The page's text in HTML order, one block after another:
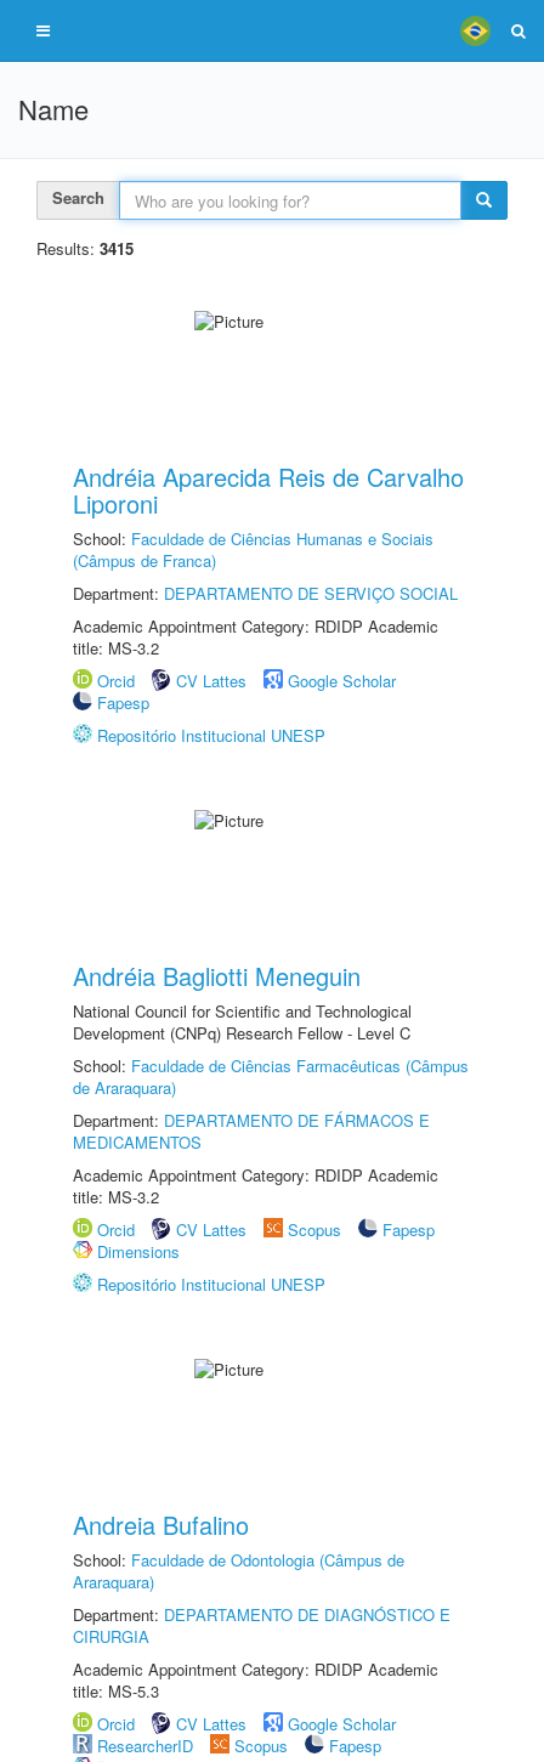
Name
Search
Results: 3415
Andréia Aparecida Reis de Carvalho
Liporoni
School: Faculdade de Ciências Humanas e Sociais
(Câmpus de Franca)
Department: DEPARTAMENTO DE SERVIÇO SOCIAL
Academic Appointment Category: RDIDP Academic
title: MS-3.2
Orcid
CV Lattes
Google Scholar
Fapesp
Repositório Institucional UNESP
Andréia Bagliotti Meneguin
National Council for Scientific and Technological
Development (CNPq) Research Fellow - Level C
School: Faculdade de Ciências Farmacêuticas (Câmpus
de Araraquara)
Department: DEPARTAMENTO DE FÁRMACOS E
MEDICAMENTOS
Academic Appointment Category: RDIDP Academic
title: MS-3.2
Orcid
CV Lattes Scopus
Fapesp
Dimensions
Repositório Institucional UNESP
Andreia Bufalino
School: Faculdade de Odontologia (Câmpus de
Araraquara)
Department: DEPARTAMENTO DE DIAGNÓSTICO E
CIRURGIA
Academic Appointment Category: RDIDP Academic
title: MS-5.3
Orcid
CV Lattes
Google Scholar
ResearcherID
Scopus
Fapesp